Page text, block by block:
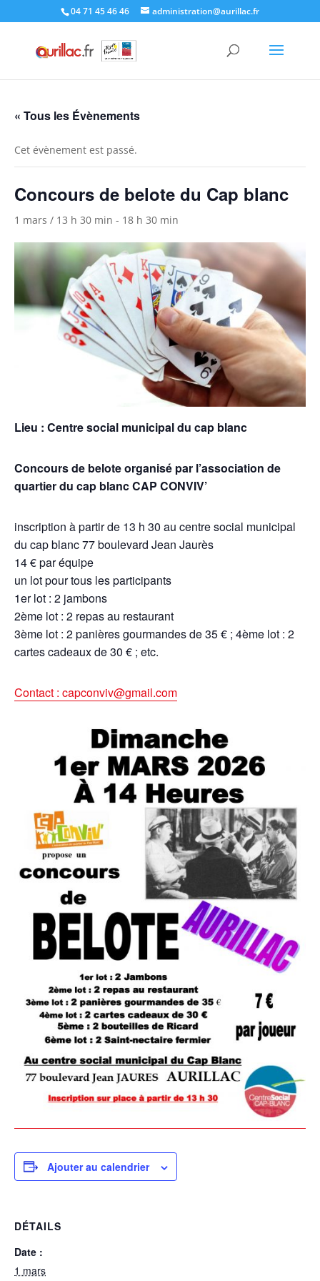
04 71 45 46 46 administration@aurillac.fr
« Tous les Évènements
Cet évènement est passé.
Concours de belote du Cap blanc
1 mars / 13 h 30 min - 18 h 30 min
Lieu : Centre social municipal du cap blanc
Concours de belote organisé par l’association de
quartier du cap blanc CAP CONVIV’
inscription à partir de 13 h 30 au centre social municipal
du cap blanc 77 boulevard Jean Jaurès
14 € par équipe
un lot pour tous les participants
1er lot : 2 jambons
2ème lot : 2 repas au restaurant
3ème lot : 2 panières gourmandes de 35 € ; 4ème lot : 2
cartes cadeaux de 30 € ; etc.
Contact : capconviv@gmail.com
Ajouter au calendrier
DÉTAILS
Date :
1 mars